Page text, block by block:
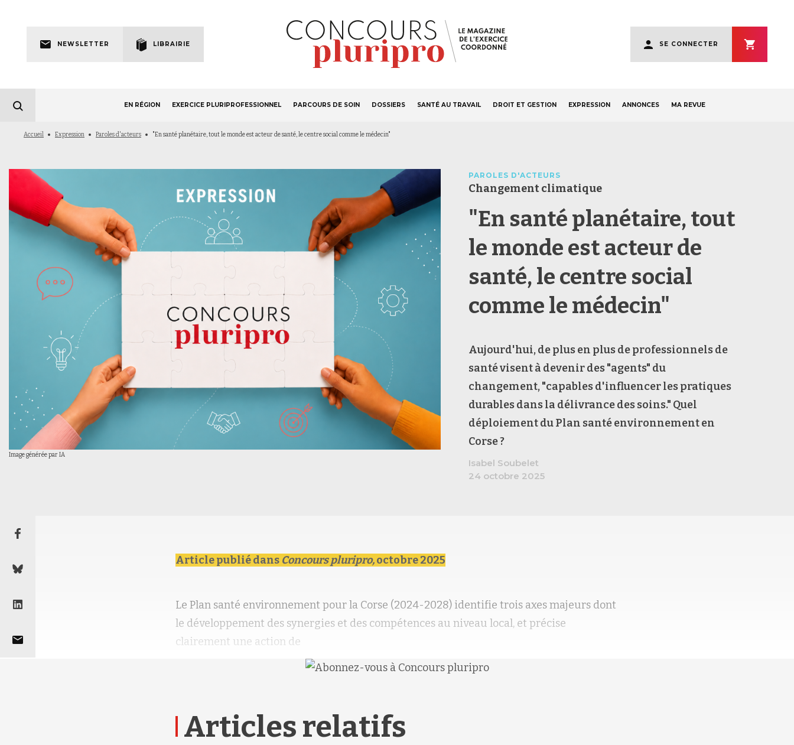
navigation
NEWSLETTER LIBRAIRIE
account
menu
SE CONNECTER
S'ABONNER
principale
EN RÉGION EXERCICE PLURIPROFESSIONNEL PARCOURS DE SOIN DOSSIERS SANTÉ AU TRAVAIL DROIT ET GESTION EXPRESSION ANNONCES MA REVUE
Fil
Accueil Expression Paroles d'acteurs "En santé planétaire, tout le monde est acteur de santé, le centre social comme le médecin"
Image générée par IA
PAROLES D'ACTEURS
Changement climatique
"En santé planétaire, tout
le monde est acteur de
santé, le centre social
comme le médecin"
Aujourd'hui, de plus en plus de professionnels de
santé visent à devenir des "agents" du
changement, "capables d'influencer les pratiques
durables dans la délivrance des soins." Quel
déploiement du Plan santé environnement en
Corse ?
Isabel Soubelet
24 octobre 2025
Article publié dans Concours pluripro,octobre 2025
Le Plan santé environnement pour la Corse (2024-2028) identifie trois axes majeurs dont
le développement des synergies et des compétences au niveau local, et précise
clairement une action de
Articles relatifs